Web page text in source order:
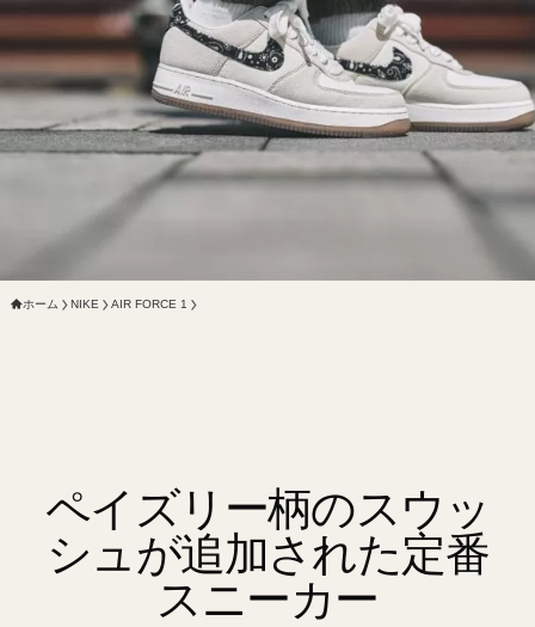
ホーム NIKE AIR FORCE 1
ペイズリー柄のスウッ
シュが追加された定番
スニーカー